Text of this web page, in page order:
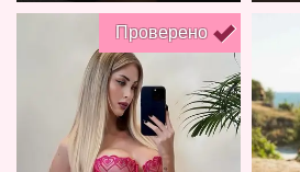
Проверено